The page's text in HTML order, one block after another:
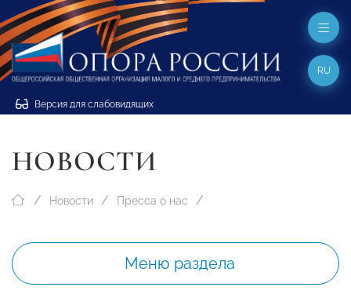
Версия для слабовидящих
RU
НОВОСТИ
Новости Пресса о нас
Меню раздела